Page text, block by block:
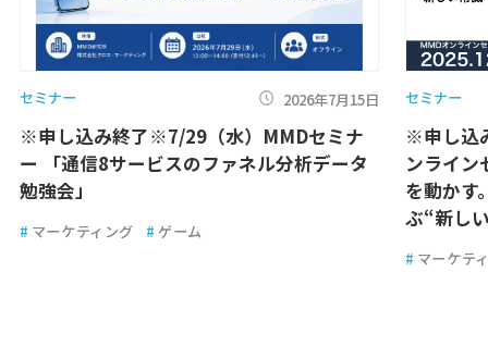
セミナー 2026年7月15日
※申し込み終了※7/29（水）MMDセミナ
ー 「通信8サービスのファネル分析データ
勉強会」
# マーケティング # ゲーム
セミナー
※申し込
ンライン
を動かす
ぶ“新し
# マーケテ